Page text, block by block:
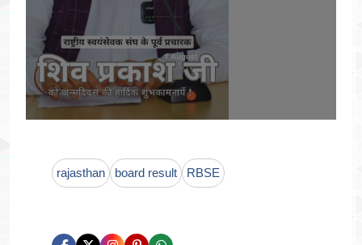
rajasthan board result RBSE